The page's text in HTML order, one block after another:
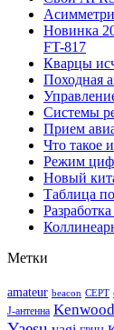
Новинка
FT-817
Кварцы
Походная
Системы
Прием
Что такое
Режим
Новый
Таблица
Метки
amateur beacon CEPT
J-антенна Kenwood